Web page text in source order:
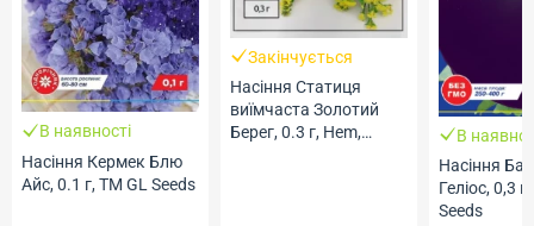
В наявності
Насіння Кермек Блю
Айс, 0.1 г, ТМ GL Seeds
Закінчується
Насіння Статиця
виїмчаста Золотий
Берег, 0.3 г, Hem,
В
Насіння
Геліос, 0,3
Seeds